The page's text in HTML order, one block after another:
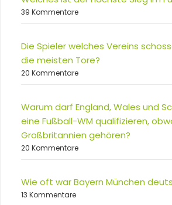
39 Kommentare
Die Spieler welches Vereins
die meisten Tore?
20 Kommentare
Warum darf England, Wales und
eine Fußball-WM qualifizieren,
Großbritannien gehören?
20 Kommentare
Wie oft war Bayern München
13 Kommentare